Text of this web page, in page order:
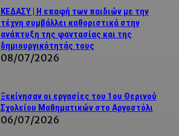
ΚΕΔΑΣΥ | Η επαφή των παιδιών με την
τέχνη συμβάλλει καθοριστικά στην
ανάπτυξη της φαντασίας και της
δημιουργικότητάς τους
08/07/2026
Ξεκίνησαν οι εργασίες του 1ου Θερινού
Σχολείου Μαθηματικών στο Αργοστόλι
06/07/2026